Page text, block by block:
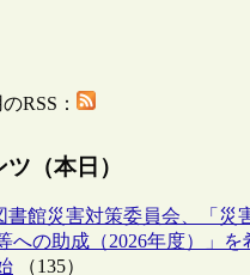
RSS：
（本日）
書館災害対策委員会、「災
への助成（2026年度）」を
（135）